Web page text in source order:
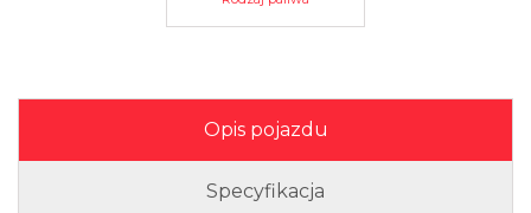
Opis pojazdu
Specyfikacja